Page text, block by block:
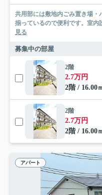
共用部には敷地内ごみ置き場・
揃っているので便利です。室内
見る
募集中の部屋
2階
2.7万円
2階 / 16.00
2階
2.7万円
2階 / 16.00
アパート